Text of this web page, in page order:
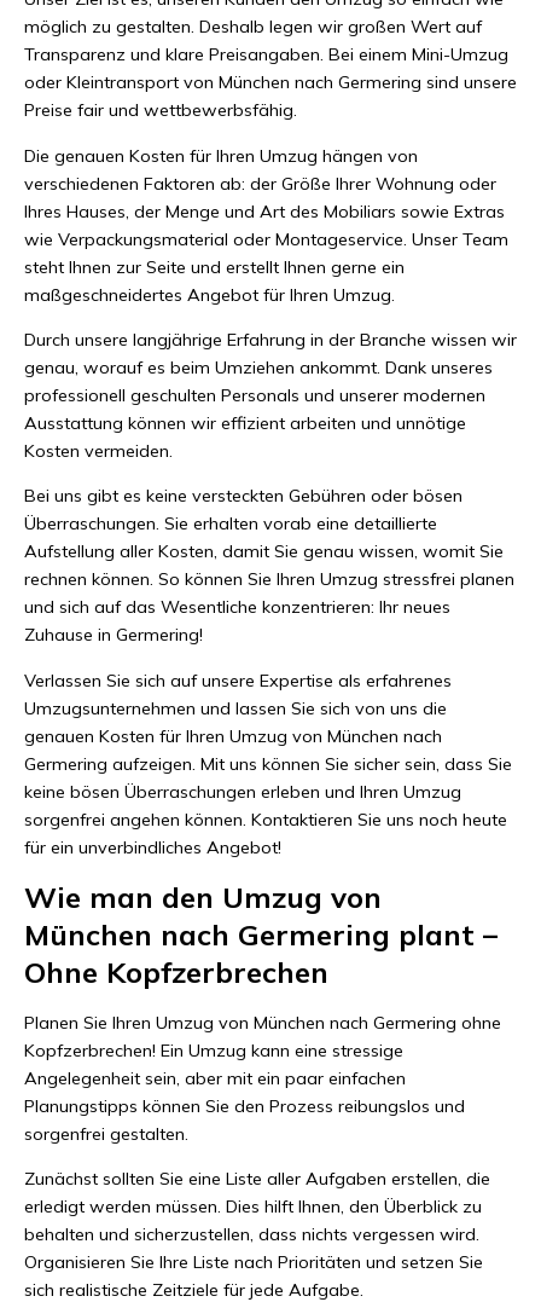
möglich zu gestalten. Deshalb legen wir großen Wert auf
Transparenz und klare Preisangaben. Bei einem Mini-Umzug
oder Kleintransport von München nach Germering sind unsere
Preise fair und wettbewerbsfähig.
Die genauen Kosten für Ihren Umzug hängen von
verschiedenen Faktoren ab: der Größe Ihrer Wohnung oder
Ihres Hauses, der Menge und Art des Mobiliars sowie Extras
wie Verpackungsmaterial oder Montageservice. Unser Team
steht Ihnen zur Seite und erstellt Ihnen gerne ein
maßgeschneidertes Angebot für Ihren Umzug.
Durch unsere langjährige Erfahrung in der Branche wissen wir
genau, worauf es beim Umziehen ankommt. Dank unseres
professionell geschulten Personals und unserer modernen
Ausstattung können wir effizient arbeiten und unnötige
Kosten vermeiden.
Bei uns gibt es keine versteckten Gebühren oder bösen
Überraschungen. Sie erhalten vorab eine detaillierte
Aufstellung aller Kosten, damit Sie genau wissen, womit Sie
rechnen können. So können Sie Ihren Umzug stressfrei planen
und sich auf das Wesentliche konzentrieren: Ihr neues
Zuhause in Germering!
Verlassen Sie sich auf unsere Expertise als erfahrenes
Umzugsunternehmen und lassen Sie sich von uns die
genauen Kosten für Ihren Umzug von München nach
Germering aufzeigen. Mit uns können Sie sicher sein, dass Sie
keine bösen Überraschungen erleben und Ihren Umzug
sorgenfrei angehen können. Kontaktieren Sie uns noch heute
für ein unverbindliches Angebot!
Wie man den Umzug von
München nach Germering plant –
Ohne Kopfzerbrechen
Planen Sie Ihren Umzug von München nach Germering ohne
Kopfzerbrechen! Ein Umzug kann eine stressige
Angelegenheit sein, aber mit ein paar einfachen
Planungstipps können Sie den Prozess reibungslos und
sorgenfrei gestalten.
Zunächst sollten Sie eine Liste aller Aufgaben erstellen, die
erledigt werden müssen. Dies hilft Ihnen, den Überblick zu
behalten und sicherzustellen, dass nichts vergessen wird.
Organisieren Sie Ihre Liste nach Prioritäten und setzen Sie
sich realistische Zeitziele für jede Aufgabe.